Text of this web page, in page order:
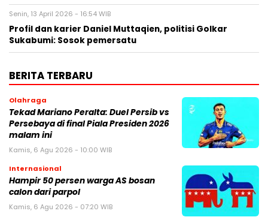
Senin, 13 April 2026 - 16:54 WIB
Profil dan karier Daniel Muttaqien, politisi Golkar
Sukabumi: Sosok pemersatu
BERITA TERBARU
Olahraga
Tekad Mariano Peralta: Duel Persib vs
Persebaya di final Piala Presiden 2026
malam ini
Kamis, 6 Agu 2026 - 10:00 WIB
Internasional
Hampir 50 persen warga AS bosan
calon dari parpol
Kamis, 6 Agu 2026 - 07:20 WIB